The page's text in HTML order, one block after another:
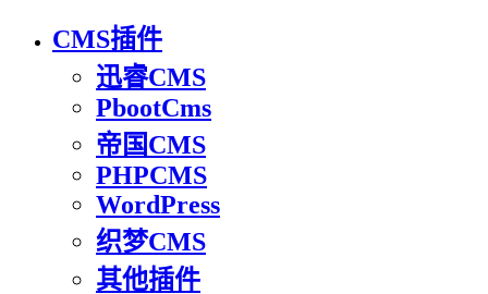
CMS插件
迅睿CMS
PbootCms
帝国CMS
PHPCMS
WordPress
织梦CMS
其他插件